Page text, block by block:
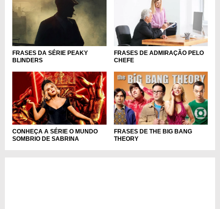
FRASES DA SÉRIE PEAKY
BLINDERS
FRASES DE ADMIRAÇÃO PELO
CHEFE
CONHEÇA A SÉRIE O MUNDO
SOMBRIO DE SABRINA
FRASES DE THE BIG BANG
THEORY